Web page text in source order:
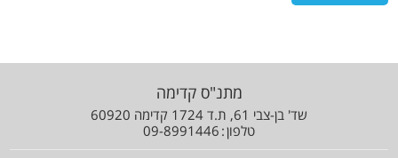
מתנ"ס קדימה
שד' בן-צבי 61, ת.ד 1724 קדימה 60920
טלפון 09-8991446